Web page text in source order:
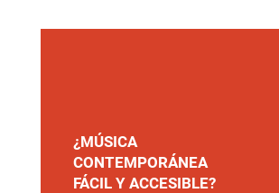
¿MÚSICA
CONTEMPORÁNEA
FÁCIL Y ACCESIBLE?